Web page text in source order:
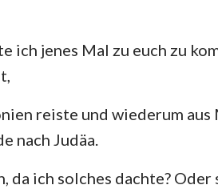
ich jenes Mal zu euch zu
reiste und wiederum aus
nach Judäa.
ich solches dachte? Oder